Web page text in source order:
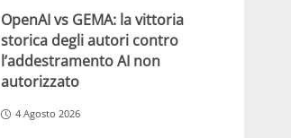
OpenAI vs GEMA: la vittoria
storica degli autori contro
l’addestramento AI non
autorizzato
4 Agosto 2026